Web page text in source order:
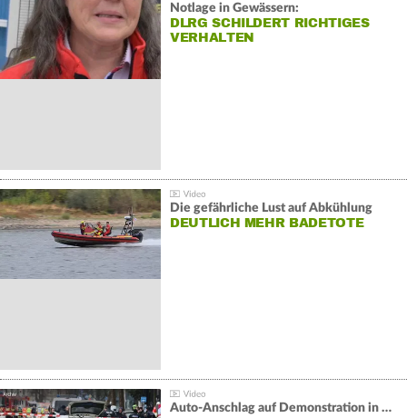
Notlage in Gewässern:
DLRG SCHILDERT RICHTIGES
VERHALTEN
Die gefährliche Lust auf Abkühlung
DEUTLICH MEHR BADETOTE
Auto-Anschlag auf Demonstration in München: